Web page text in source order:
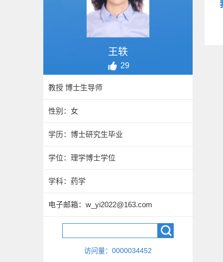
王轶
29
教授 博士生导师
性别：女
学历：博士研究生毕业
学位：理学博士学位
学科：药学
电子邮箱： w_yi2022@163.com
访问量： 0000034452